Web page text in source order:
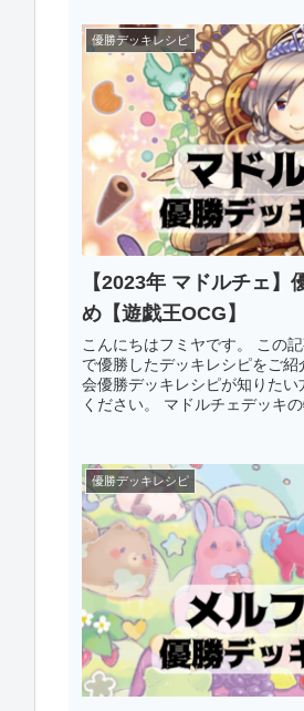
優勝デッキレシピ
【2023年 マドルチェ】
め【遊戯王OCG】
こんにちはフミヤです。 この
で優勝したデッキレシピをご
会優勝デッキレシピが知りた
ください。 マドルチェデッキ
優勝デッキレシピ